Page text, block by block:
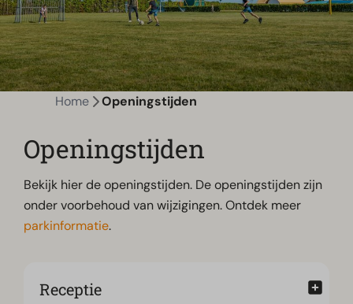
Home Openingstijden
Openingstijden
Bekijk hier de openingstijden. De openingstijden zijn
onder voorbehoud van wijzigingen. Ontdek meer
parkinformatie.
Receptie